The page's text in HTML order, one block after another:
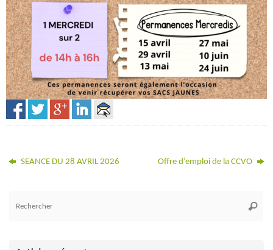
SEANCE DU 28 AVRIL 2026 Offre d’emploi de la CCVO